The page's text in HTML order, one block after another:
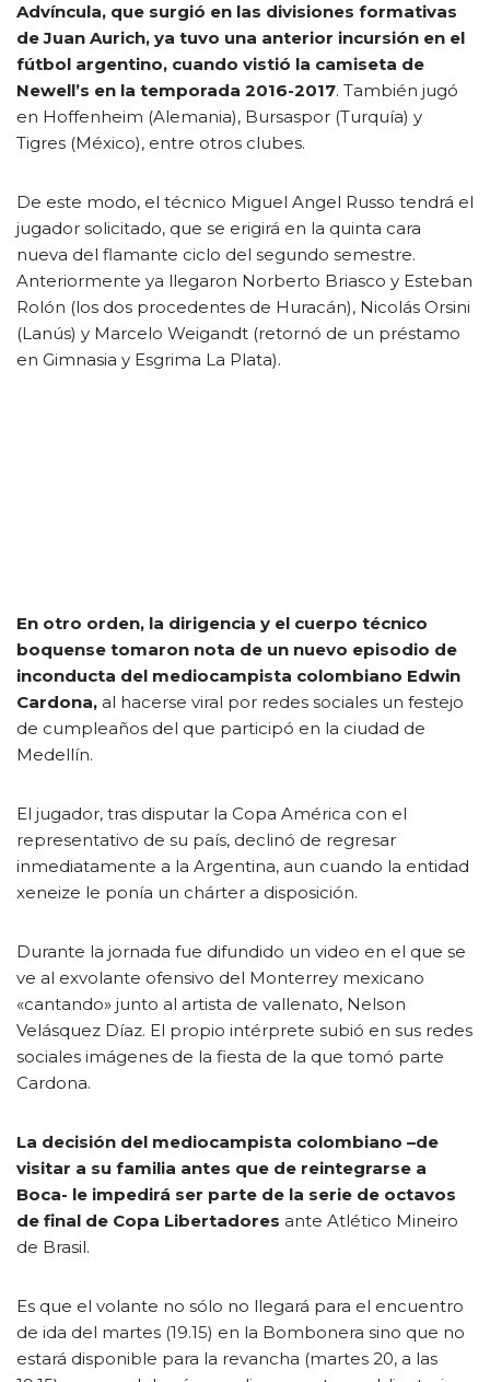
Advíncula, que surgió en las divisiones formativas
de Juan Aurich, ya tuvo una anterior incursión en el
fútbol argentino, cuando vistió la camiseta de
Newell’s en la temporada 2016-2017. También jugó
en Hoffenheim (Alemania), Bursaspor (Turquía) y
Tigres (México), entre otros clubes.
De este modo, el técnico Miguel Angel Russo tendrá el
jugador solicitado, que se erigirá en la quinta cara
nueva del flamante ciclo del segundo semestre.
Anteriormente ya llegaron Norberto Briasco y Esteban
Rolón (los dos procedentes de Huracán), Nicolás Orsini
(Lanús) y Marcelo Weigandt (retornó de un préstamo
en Gimnasia y Esgrima La Plata).
En otro orden, la dirigencia y el cuerpo técnico
boquense tomaron nota de un nuevo episodio de
inconducta del mediocampista colombiano Edwin
Cardona, al hacerse viral por redes sociales un festejo
de cumpleaños del que participó en la ciudad de
Medellín.
El jugador, tras disputar la Copa América con el
representativo de su país, declinó de regresar
inmediatamente a la Argentina, aun cuando la entidad
xeneize le ponía un chárter a disposición.
Durante la jornada fue difundido un video en el que se
ve al exvolante ofensivo del Monterrey mexicano
«cantando» junto al artista de vallenato, Nelson
Velásquez Díaz. El propio intérprete subió en sus redes
sociales imágenes de la fiesta de la que tomó parte
Cardona.
La decisión del mediocampista colombiano –de
visitar a su familia antes que de reintegrarse a
Boca- le impedirá ser parte de la serie de octavos
de final de Copa Libertadores ante Atlético Mineiro
de Brasil.
Es que el volante no sólo no llegará para el encuentro
de ida del martes (19.15) en la Bombonera sino que no
estará disponible para la revancha (martes 20, a las